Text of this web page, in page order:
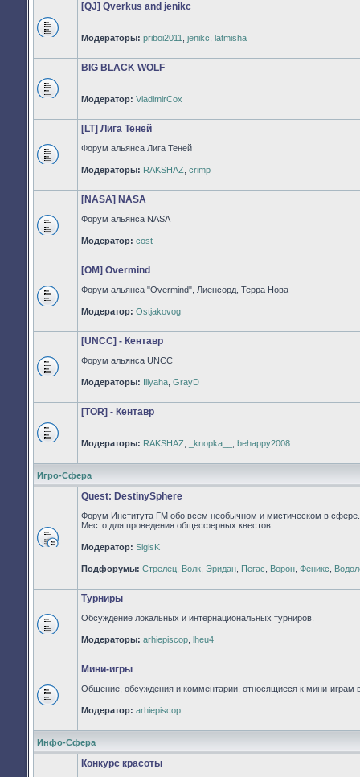
Нет
сообщений
[QJ] Qverkus and jenikc
Модераторы: priboi2011 jenikc latmisha
Нет
сообщений
BIG BLACK WOLF
Модератор: VladimirCox
Нет
непрочитанных
[LT] Лига Теней
Форум альянса Лига Теней
Модераторы: RAKSHAZ crimp
Нет
непрочитанных
[NASA] NASA
Форум альянса NASA
Модератор: cost
Нет
непрочитанных
[OM] Overmind
Форум альянса "Overmind", Лиенсорд, Терра Нова
Модератор: Ostjakovog
Нет
непрочитанных
[UNCC] - Кентавр
Форум альянса UNCC
Модераторы: Illyaha GrayD
Нет
сообщений
[TOR] - Кентавр
Модераторы: RAKSHAZ _knopka__ behappy2008
Игро-Сфера
Нет
сообщений
Quest: DestinySphere
Форум Института ГМ обо всем необычном и мистическом в сфере.
Место для проведения общесферных квестов.
Модератор: SigisK
Подфорумы: Стрелец Волк Эридан Пегас Ворон Феникс
Нет
непрочитанных
Турниры
Обсуждение локальных и интернациональных турниров.
Модераторы: arhiepiscop lheu4
Нет
непрочитанных
Мини-игры
Общение, обсуждения и комментарии, относящиеся к мини-играм
Модератор: arhiepiscop
Инфо-Сфера
Конкурс красоты